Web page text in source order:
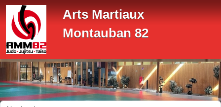
Arts Martiaux
Montauban 82
Panneau de gestion des cookies